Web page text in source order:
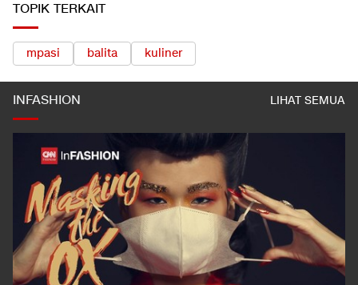
TOPIK TERKAIT
mpasi balita kuliner
INFASHION LIHAT SEMUA